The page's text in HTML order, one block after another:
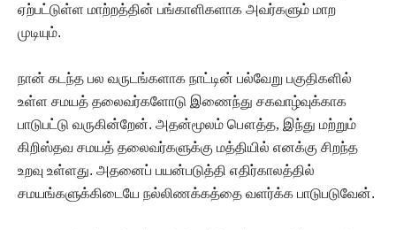
ஏற்பட்டுள்ள மாற்றத்தின் பங்காளிகளாக அவர்களும் மாற
முடியும்.
நான் கடந்த பல வருடங்களாக நாட்டின் பல்வேறு பகுதிகளில்
உள்ள சமயத் தலைவர்களோடு இணைந்து சகவாழ்வுக்காக
பாடுபட்டு வருகின்றேன். அதன்மூலம் பௌத்த, இந்து மற்றும்
கிறிஸ்தவ சமயத் தலைவர்களுக்கு மத்தியில் எனக்கு சிறந்த
உறவு உள்ளது. அதனைப் பயன்படுத்தி எதிர்காலத்தில்
சமயங்களுக்கிடையே நல்லிணக்கத்தை வளர்க்க பாடுபடுவேன்.